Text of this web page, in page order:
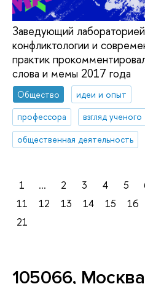
Заведующий лабораторией
конфликтологии и
практик
слова и мемы 2017 года
Общество
идеи и опыт
профессора
взгляд ученого
общественная деятельность
1 ... 2 3 4 5
11
12 13 14 15 16
21
105066,